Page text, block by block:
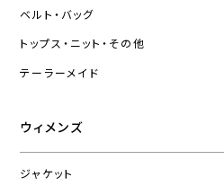
ベルト・バッグ
トップス・ニット・その他
テーラーメイド
ウィメンズ
ジャケット